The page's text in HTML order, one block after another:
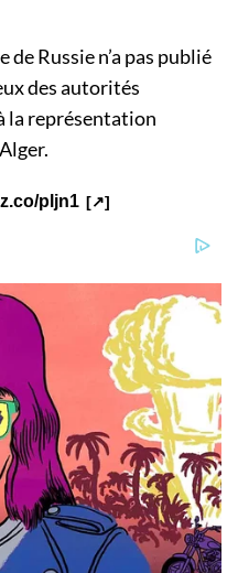
de Russie n’a pas publié
des autorités
la représentation
pljn1